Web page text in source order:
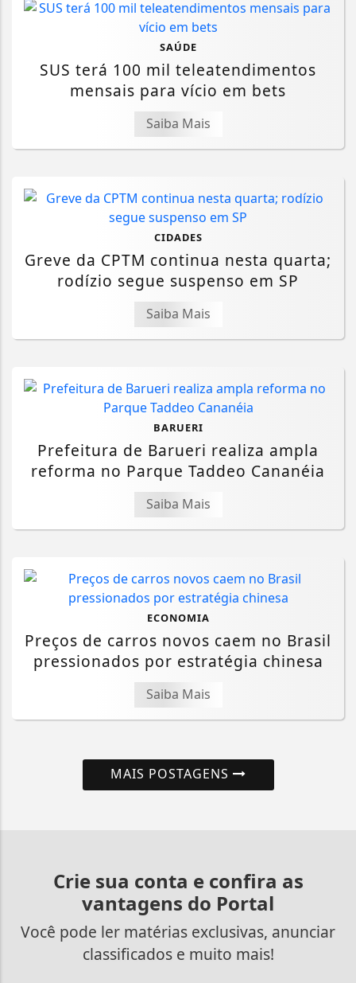
SAÚDE
SUS terá 100 mil teleatendimentos
mensais para vício em bets
Saiba Mais
CIDADES
Greve da CPTM continua nesta quarta;
rodízio segue suspenso em SP
Saiba Mais
BARUERI
Prefeitura de Barueri realiza ampla
reforma no Parque Taddeo Cananéia
Saiba Mais
ECONOMIA
Preços de carros novos caem no Brasil
pressionados por estratégia chinesa
Saiba Mais
MAIS POSTAGENS
Crie sua conta e confira as
vantagens do Portal
Você pode ler matérias exclusivas, anunciar
classificados e muito mais!